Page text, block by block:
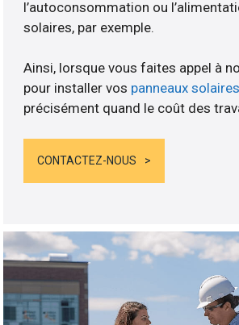
l’autoconsommation ou
solaires, par exemple.
Ainsi, lorsque vous faites appel à
pour installer vos panneaux solaires
précisément quand le coût des
CONTACTEZ-NOUS